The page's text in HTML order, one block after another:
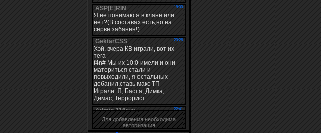
Для добавления необходима
авторизация